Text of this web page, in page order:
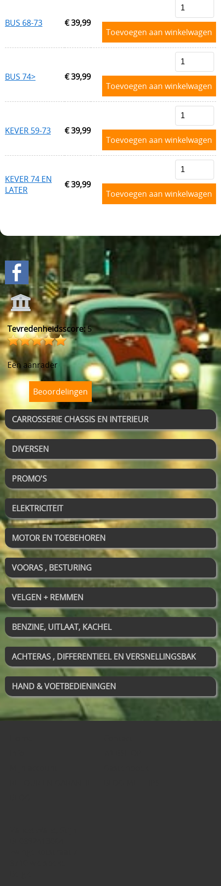
ACHTERAS , DIFFERENTIEEL EN VERSNELLINGSBAK
HAND & VOETBEDIENINGEN
BLOG
Tevredenheidsscore:5
Een aanrader
Beoordelingen
CARROSSERIE CHASSIS EN INTERIEUR
DIVERSEN
PROMO'S
ELEKTRICITEIT
MOTOR EN TOEBEHOREN
VOORAS , BESTURING
VELGEN + REMMEN
BENZINE, UITLAAT, KACHEL
ACHTERAS , DIFFERENTIEEL EN VERSNELLINGSBAK
HAND & VOETBEDIENINGEN
BUS 68-73
€ 39,99
Toevoegen aan winkelwagen
BUS 74>
€ 39,99
Toevoegen aan winkelwagen
KEVER 59-73
€ 39,99
Toevoegen aan winkelwagen
KEVER 74 EN
LATER
€ 39,99
Toevoegen aan winkelwagen